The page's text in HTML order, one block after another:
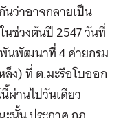
ว่าอาจกลายเป็น
ช่วงต้นปี 2547 วันที่
นพัฒนาที่ 4 ค่ายกรม
ล็ง) ที่ ต.มะรือโบออก
ผ่านไปวันเดียว